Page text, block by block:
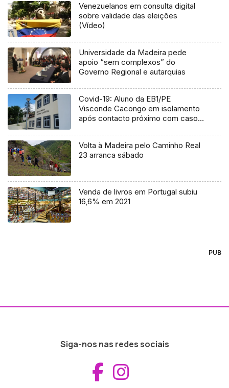
Venezuelanos em consulta digital
sobre validade das eleições
(Vídeo)
Universidade da Madeira pede
apoio “sem complexos” do
Governo Regional e autarquias
Covid-19: Aluno da EB1/PE
Visconde Cacongo em isolamento
após contacto próximo com caso
Volta à Madeira pelo Caminho Real
23 arranca sábado
Venda de livros em Portugal subiu
16,6% em 2021
PUB
Siga-nos nas redes sociais
Aceder ao